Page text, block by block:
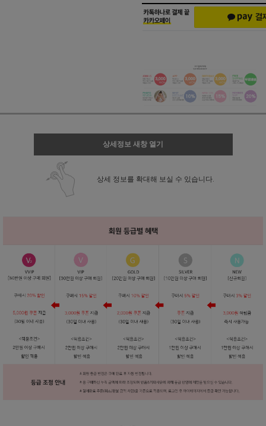
상세정보 새창 열기
상세 정보를 확대해 보실 수 있습니다.